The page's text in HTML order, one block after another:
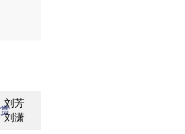
刘芳
刘潇